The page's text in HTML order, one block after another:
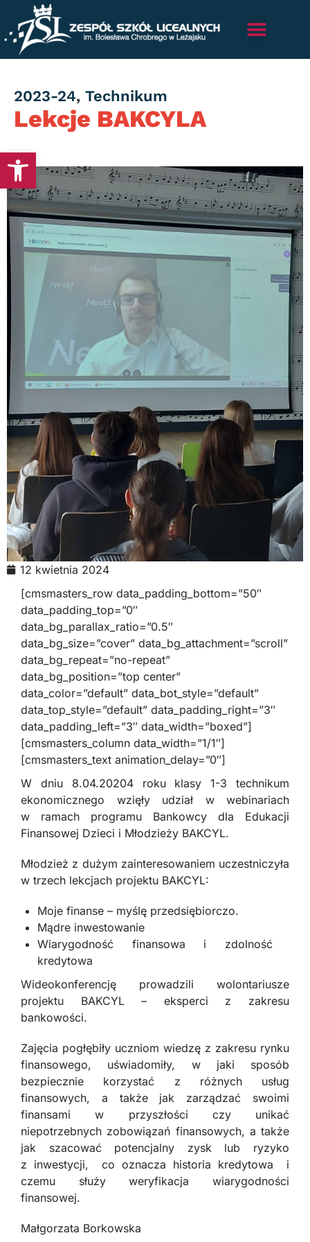
Otwórz pasek narzędzi
Lekcje BAKCYLA
Category
2023-24, Technikum
12 kwietnia 2024
[cmsmasters_row data_padding_bottom=”50″
data_padding_top=”0″
data_bg_parallax_ratio=”0.5″
data_bg_size=”cover” data_bg_attachment=”scroll”
data_bg_repeat=”no-repeat”
data_bg_position=”top center”
data_color=”default” data_bot_style=”default”
data_top_style=”default” data_padding_right=”3″
data_padding_left=”3″ data_width=”boxed”]
[cmsmasters_column data_width=”1/1″]
[cmsmasters_text animation_delay=”0″]
W dniu 8.04.20204 roku klasy 1-3 technikum
ekonomicznego wzięły udział w webinariach
w ramach programu Bankowcy dla Edukacji
Finansowej Dzieci i Młodzieży BAKCYL.
Młodzież z dużym zainteresowaniem uczestniczyła
w trzech lekcjach projektu BAKCYL:
Moje finanse – myślę przedsiębiorczo.
Mądre inwestowanie
Wiarygodność finansowa i zdolność
kredytowa
Wideokonferencję prowadzili wolontariusze
projektu BAKCYL – eksperci z zakresu
bankowości.
Zajęcia pogłębiły uczniom wiedzę z zakresu rynku
finansowego, uświadomiły, w jaki sposób
bezpiecznie korzystać z różnych usług
finansowych, a także jak zarządzać swoimi
finansami w przyszłości czy unikać
niepotrzebnych zobowiązań finansowych, a także
jak szacować potencjalny zysk lub ryzyko
z inwestycji, co oznacza historia kredytowa i
czemu służy weryfikacja wiarygodności
finansowej.
Małgorzata Borkowska